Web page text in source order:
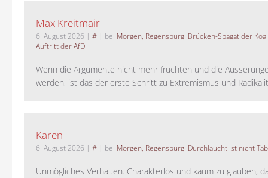
Max Kreitmair
6. August 2026 | # | bei Morgen, Regensburg! Brücken-Spagat der
Auftritt der AfD
Wenn die Argumente nicht mehr fruchten und die
werden, ist das der erste Schritt zu Extremismus und
Karen
6. August 2026 | # | bei Morgen, Regensburg! Durchlaucht ist nicht
Unmögliches Verhalten. Charakterlos und kaum zu glauben,